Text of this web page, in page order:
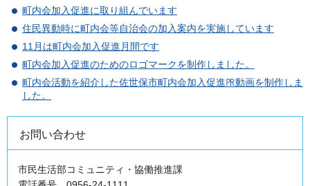
町内会加入促進に取り組んでいます
住民異動時に町内会等自治会の加入案内を実施しています
11月は町内会加入促進月間です
町内会加入促進のためのロゴマークを制作しました。
町内会活動を紹介した佐世保市町内会加入促進㏚動画を制作しま
した。
お問い合わせ
市民生活部コミュニティ・協働推進課